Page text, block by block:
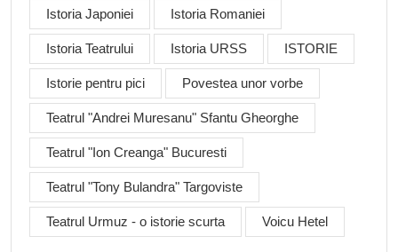
Istoria Japoniei Istoria Romaniei
Istoria Teatrului Istoria URSS ISTORIE
Istorie pentru pici Povestea unor vorbe
Teatrul "Andrei Muresanu" Sfantu Gheorghe
Teatrul "Ion Creanga" Bucuresti
Teatrul "Tony Bulandra" Targoviste
Teatrul Urmuz - o istorie scurta Voicu Hetel